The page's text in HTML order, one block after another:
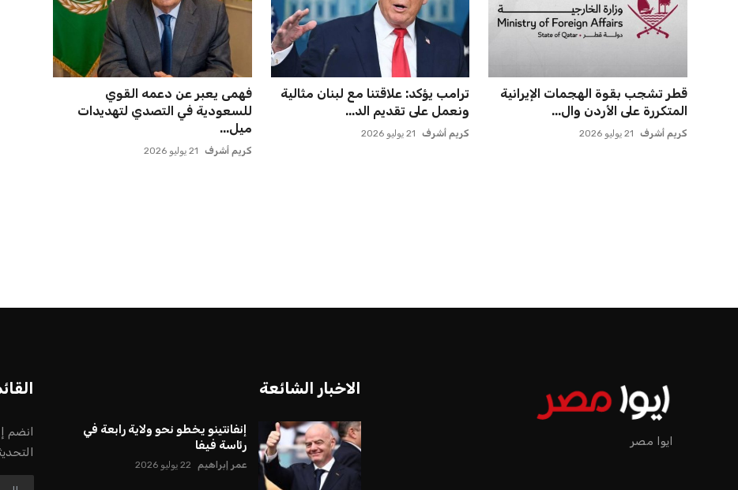
قطر تشجب بقوة الهجمات الإيرانية
المتكررة على الأردن وال...
كريم أشرف 21 يوليو 2026
ترامب يؤكد: علاقتنا مع لبنان مثالية
ونعمل على تقديم الد...
كريم أشرف 21 يوليو 2026
فهمى يعبر عن دعمه القوي
للسعودية في التصدي لتهديدات
ميل...
كريم أشرف 21 يوليو 2026
إنفانتينو يخطو نحو ولاية رابعة في رئاسة فيفا
عمر إبراهيم